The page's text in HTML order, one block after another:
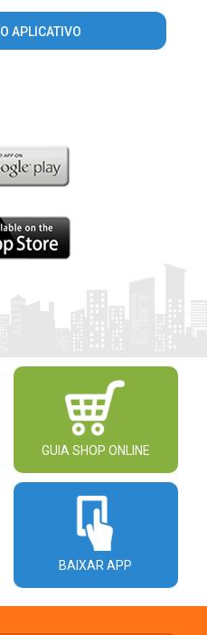
APLICATIVO
GUIA SHOP ONLINE
BAIXAR APP